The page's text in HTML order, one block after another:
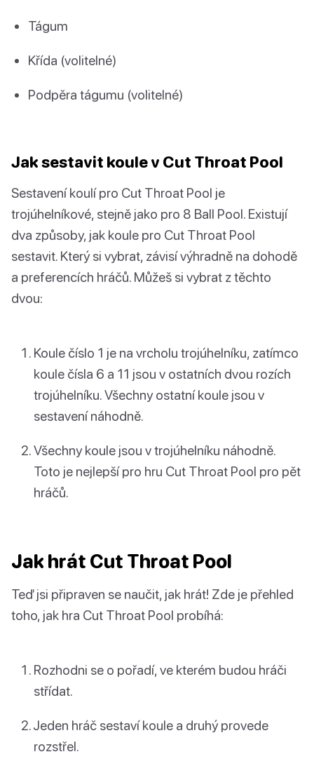
Tágum
Křída (volitelné)
Podpěra tágumu (volitelné)
Jak sestavit koule v Cut Throat Pool
Sestavení koulí pro Cut Throat Pool je
trojúhelníkové, stejně jako pro 8 Ball Pool. Existují
dva způsoby, jak koule pro Cut Throat Pool
sestavit. Který si vybrat, závisí výhradně na dohodě
a preferencích hráčů. Můžeš si vybrat z těchto
dvou:
Koule číslo 1 je na vrcholu trojúhelníku, zatímco
koule čísla 6 a 11 jsou v ostatních dvou rozích
trojúhelníku. Všechny ostatní koule jsou v
sestavení náhodně.
Všechny koule jsou v trojúhelníku náhodně.
Toto je nejlepší pro hru Cut Throat Pool pro pět
hráčů.
Jak hrát Cut Throat Pool
Teď jsi připraven se naučit, jak hrát! Zde je přehled
toho, jak hra Cut Throat Pool probíhá:
Rozhodni se o pořadí, ve kterém budou hráči
střídat.
Jeden hráč sestaví koule a druhý provede
rozstřel.